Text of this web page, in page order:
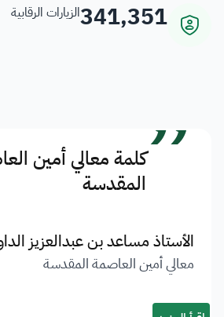
341,351الزيارات الرقابية
”كلمة معالي أمين
المقدسة
الأستاذ مساعد بن عبدالعزيز
معالي أمين العاصمة المقدسة